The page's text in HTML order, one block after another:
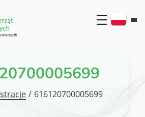
/ 616120700005699